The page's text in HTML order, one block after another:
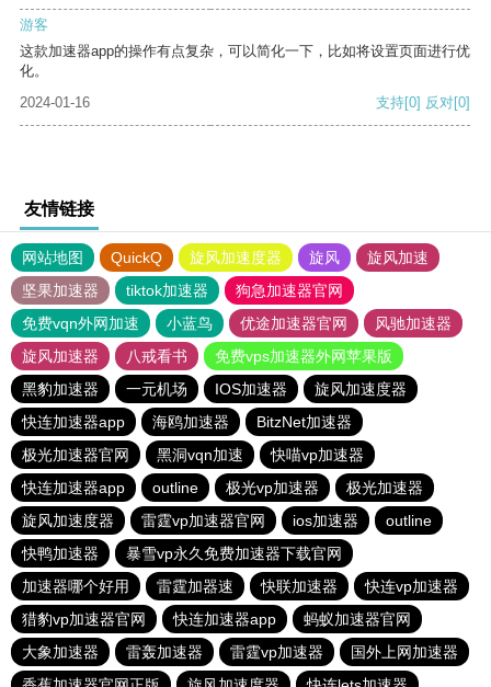
游客
这款加速器app的操作有点复杂，可以简化一下，比如将设置页面进行优
化。
2024-01-16
支持[0] 反对[0]
友情链接
网站地图 QuickQ 旋风加速度器 旋风
旋风加速
坚果加速器
tiktok加速器
狗急加速器官网
免费vqn外网加速
小蓝鸟 优途加速器官网
风驰加速器
旋风加速器
八戒看书
免费vps加速器外网苹果版
黑豹加速器
一元机场 IOS加速器
旋风加速度器
快连加速器app
海鸥加速器
BitzNet加速器
极光加速器官网
黑洞vqn加速
快喵vp加速器
快连加速器app
outline 极光vp加速器
极光加速器
旋风加速度器
雷霆vp加速器官网 ios加速器
outline
快鸭加速器
暴雪vp永久免费加速器下载官网
加速器哪个好用
雷霆加器速 快联加速器
快连vp加速器
猎豹vp加速器官网
快连加速器app
蚂蚁加速器官网
大象加速器
雷轰加速器 雷霆vp加速器
国外上网加速器